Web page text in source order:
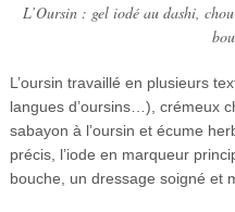
L’Oursin : gel iodé au dashi,
L’oursin travaillé en plusieurs
langues d’oursins…), crémeux
sabayon à l’oursin et écume
précis, l’iode en marqueur
bouche, un dressage soigné et